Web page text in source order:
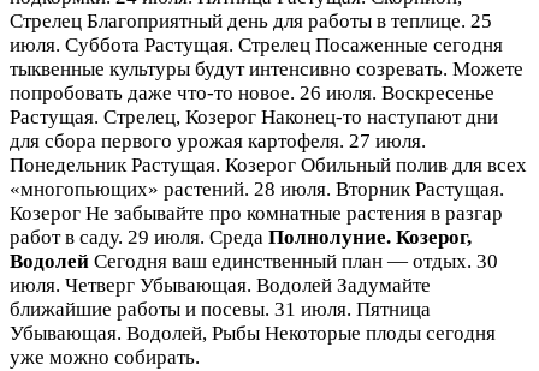
Стрелец Благоприятный день для работы в теплице. 25
июля. Суббота Растущая. Стрелец Посаженные сегодня
тыквенные культуры будут интенсивно созревать. Можете
попробовать даже что-то новое. 26 июля. Воскресенье
Растущая. Стрелец, Козерог Наконец-то наступают дни
для сбора первого урожая картофеля. 27 июля.
Понедельник Растущая. Козерог Обильный полив для всех
«многопьющих» растений. 28 июля. Вторник Растущая.
Козерог Не забывайте про комнатные растения в разгар
работ в саду. 29 июля. Среда Полнолуние. Козерог,
Водолей Сегодня ваш единственный план — отдых. 30
июля. Четверг Убывающая. Водолей Задумайте
ближайшие работы и посевы. 31 июля. Пятница
Убывающая. Водолей, Рыбы Некоторые плоды сегодня
уже можно собирать.